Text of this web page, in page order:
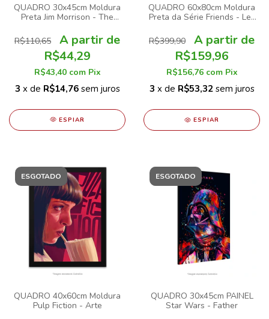
QUADRO 30x45cm Moldura
Preta Jim Morrison - The
R$110,65
R$44,29
R$43,40 com Pix
3 x de R$14,76 sem juros
ESPIAR
QUADRO 60x80cm Moldura
Preta da Série Friends - Les
R$399,90
R$159,96
R$156,76 com Pix
3 x de R$53,32 sem juros
ESPIAR
ESGOTADO
QUADRO 40x60cm Moldura
Pulp Fiction - Arte
ESGOTADO
QUADRO 30x45cm PAINEL
Star Wars - Father